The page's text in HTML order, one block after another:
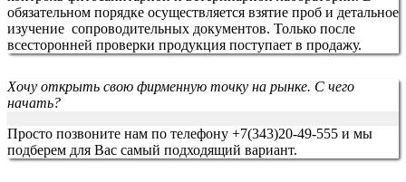
обязательном порядке осуществляется взятие проб и детальное
изучение сопроводительных документов. Только после
всесторонней проверки продукция поступает в продажу.
Хочу открыть свою фирменную точку на рынке. С чего
начать?
Просто позвоните нам по телефону +7(343)20-49-555 и мы
подберем для Вас самый подходящий вариант.